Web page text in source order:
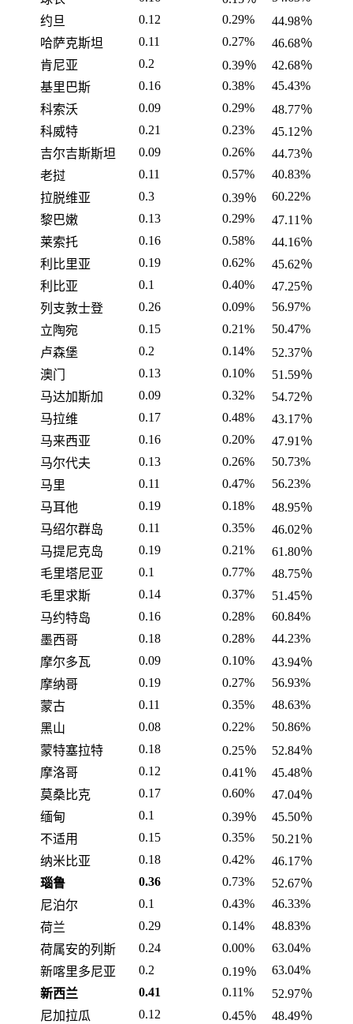
约旦
0.12 0.29%
44.98％
哈萨克斯坦
0.11 0.27%
46.68％
肯尼亚
0.2 0.39％
42.68％
基里巴斯
0.16 0.38%
45.43%
科索沃
0.09 0.29%
48.77％
科威特
0.21 0.23%
45.12％
吉尔吉斯斯坦
0.09 0.26%
44.73％
老挝
0.11 0.57%
40.83%
拉脱维亚
0.3 0.39％
60.22%
黎巴嫩
0.13 0.29%
47.11％
莱索托
0.16 0.58%
44.16％
利比里亚
0.19 0.62%
45.62％
利比亚
0.1 0.40%
47.25％
列支敦士登
0.26 0.09%
56.97%
立陶宛
0.15 0.21%
50.47%
卢森堡
0.2 0.14%
52.37％
澳门
0.13 0.10%
51.59％
马达加斯加
0.09 0.32%
54.72％
马拉维
0.17 0.48%
43.17％
马来西亚
0.16 0.20%
47.91％
马尔代夫
0.13 0.26%
50.73%
马里
0.11 0.47%
56.23%
马耳他
0.19 0.18%
48.95％
马绍尔群岛
0.11 0.35%
46.02％
马提尼克岛
0.19 0.21%
61.80％
毛里塔尼亚
0.1 0.77%
48.75％
毛里求斯
0.14 0.37%
51.45％
马约特岛
0.16 0.28%
60.84%
墨西哥
0.18 0.28%
44.23%
摩尔多瓦
0.09 0.10%
43.94％
摩纳哥
0.19 0.27%
56.93%
蒙古
0.11 0.35%
48.63%
黑山
0.08 0.22%
50.86%
蒙特塞拉特
0.18 0.25％
52.84％
摩洛哥
0.12 0.41％
45.48％
莫桑比克
0.17 0.60%
47.04％
缅甸
0.1 0.39％
45.50％
不适用
0.15 0.35%
50.21％
纳米比亚
0.18 0.42%
46.17％
瑙鲁
0.36 0.73%
52.67％
尼泊尔
0.1 0.43%
46.33%
荷兰
0.29 0.14%
48.83%
荷属安的列斯
0.24 0.00%
63.04%
新喀里多尼亚
0.2 0.19％
63.04%
新西兰
0.41 0.11%
52.97％
尼加拉瓜
0.12 0.45％
48.49％